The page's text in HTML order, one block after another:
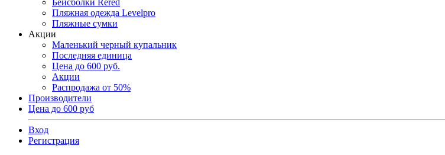
Бейсболки Rered
Пляжная одежда Levelpro
Пляжные сумки
Акции
Маленький черный купальник
Последняя единица
Цена до 600 руб.
Акции
Распродажа от 50%
Производители
Цена до 600 руб
Вход
Регистрация